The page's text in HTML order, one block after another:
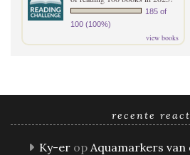
185 of
100 (100%)
view books
recente
Ky-er op Aquamarkers van